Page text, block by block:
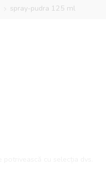
spray-pudra 125 ml